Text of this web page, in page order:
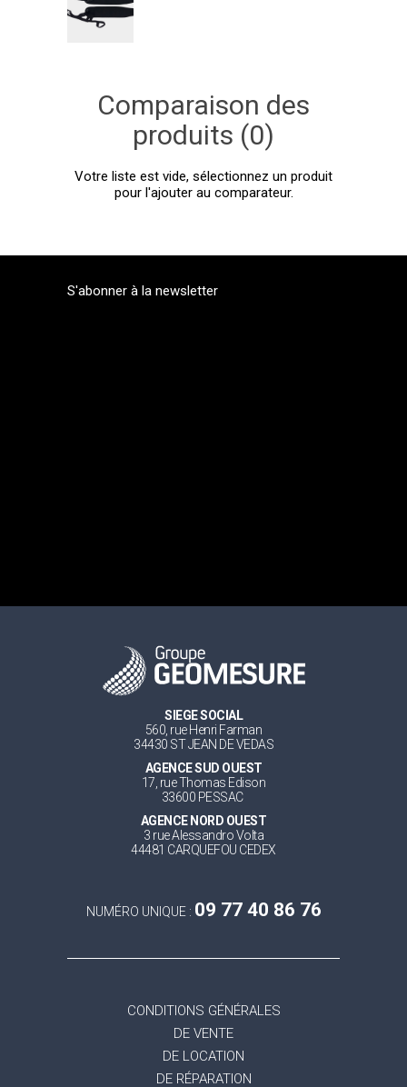
Comparaison des
produits (0)
Votre liste est vide, sélectionnez un produit
pour l'ajouter au comparateur.
S'abonner à la newsletter
SIEGE SOCIAL
560, rue Henri Farman
34430 ST JEAN DE VEDAS
AGENCE SUD OUEST
17, rue Thomas Edison
33600 PESSAC
AGENCE NORD OUEST
3 rue Alessandro Volta
44481 CARQUEFOU CEDEX
NUMÉRO UNIQUE : 09 77 40 86 76
CONDITIONS GÉNÉRALES
DE VENTE
DE LOCATION
DE RÉPARATION